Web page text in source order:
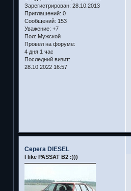
Зарегистрирован: 28.10.2013
Приглашений: 0
Сообщений: 153
Уважение: +7
Пол: Мужской
Провел на форуме:
4 дня 1 час
Последний визит:
28.10.2022 16:57
Серега DIESEL
I like PASSAT B2 :)))